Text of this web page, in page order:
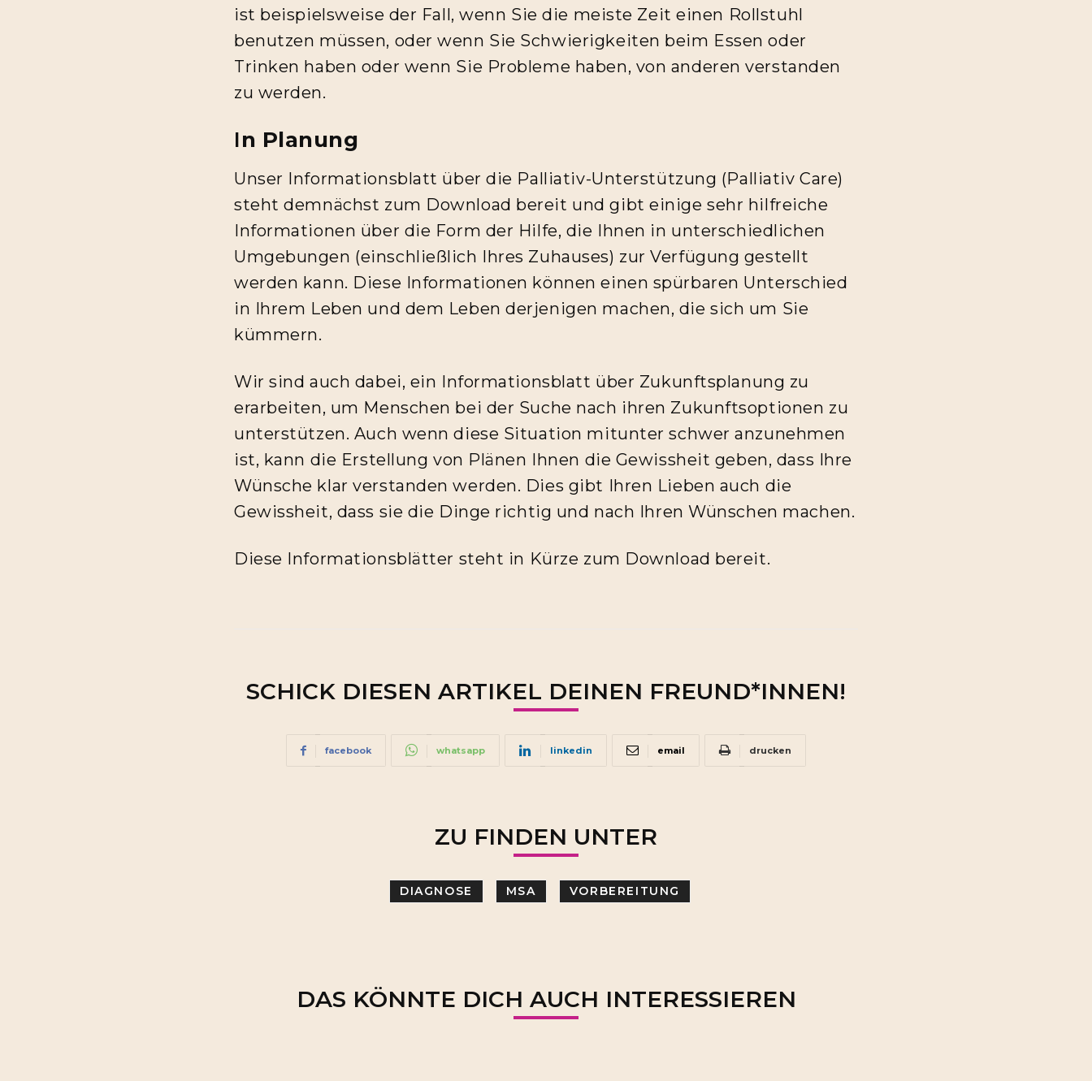
ist beispielsweise der Fall, wenn Sie die meiste Zeit einen Rollstuhl
benutzen müssen, oder wenn Sie Schwierigkeiten beim Essen oder
Trinken haben oder wenn Sie Probleme haben, von anderen verstanden
zu werden.
In Planung
Unser Informationsblatt über die Palliativ-Unterstützung (Palliativ Care)
steht demnächst zum Download bereit und gibt einige sehr hilfreiche
Informationen über die Form der Hilfe, die Ihnen in unterschiedlichen
Umgebungen (einschließlich Ihres Zuhauses) zur Verfügung gestellt
werden kann. Diese Informationen können einen spürbaren Unterschied
in Ihrem Leben und dem Leben derjenigen machen, die sich um Sie
kümmern.
Wir sind auch dabei, ein Informationsblatt über Zukunftsplanung zu
erarbeiten, um Menschen bei der Suche nach ihren Zukunftsoptionen zu
unterstützen. Auch wenn diese Situation mitunter schwer anzunehmen
ist, kann die Erstellung von Plänen Ihnen die Gewissheit geben, dass Ihre
Wünsche klar verstanden werden. Dies gibt Ihren Lieben auch die
Gewissheit, dass sie die Dinge richtig und nach Ihren Wünschen machen.
Diese Informationsblätter steht in Kürze zum Download bereit.
SCHICK DIESEN ARTIKEL DEINEN FREUND*INNEN!
facebook whatsapp linkedin email drucken
ZU FINDEN UNTER
DIAGNOSE MSA VORBEREITUNG
DAS KÖNNTE DICH AUCH INTERESSIEREN